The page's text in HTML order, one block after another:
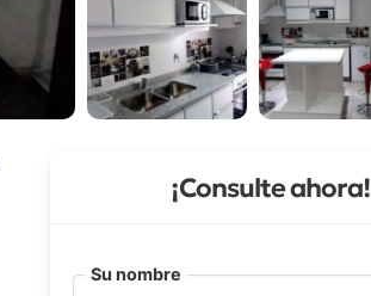
¡Consulte ahora!
Su nombre